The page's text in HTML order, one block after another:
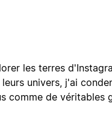
les terres
univers, j'ai
comme de véritables